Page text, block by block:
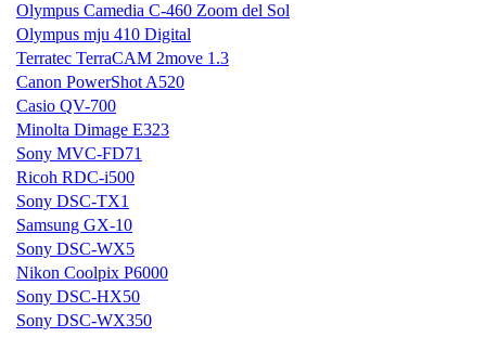
Olympus Camedia C-460 Zoom del Sol
Olympus mju 410 Digital
Terratec TerraCAM 2move 1.3
Canon PowerShot A520
Casio QV-700
Minolta Dimage E323
Sony MVC-FD71
Ricoh RDC-i500
Sony DSC-TX1
Samsung GX-10
Sony DSC-WX5
Nikon Coolpix P6000
Sony DSC-HX50
Sony DSC-WX350